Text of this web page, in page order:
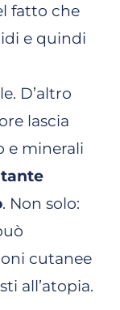
fatto che
e quindi
D’altro
lascia
e minerali
. Non solo:
cutanee
all’atopia.